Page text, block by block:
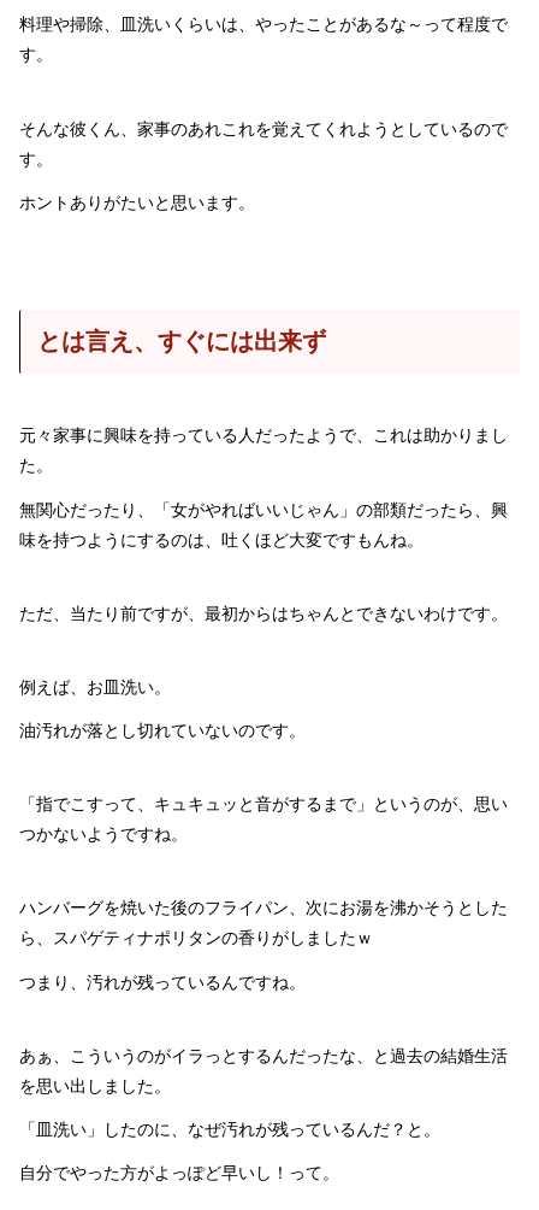
料理や掃除、皿洗いくらいは、やったことがあるな～って程度で
す。
そんな彼くん、家事のあれこれを覚えてくれようとしているので
す。
ホントありがたいと思います。
とは言え、すぐには出来ず
元々家事に興味を持っている人だったようで、これは助かりまし
た。
無関心だったり、「女がやればいいじゃん」の部類だったら、興
味を持つようにするのは、吐くほど大変ですもんね。
ただ、当たり前ですが、最初からはちゃんとできないわけです。
例えば、お皿洗い。
油汚れが落とし切れていないのです。
「指でこすって、キュキュッと音がするまで」というのが、思い
つかないようですね。
ハンバーグを焼いた後のフライパン、次にお湯を沸かそうとした
ら、スパゲティナポリタンの香りがしましたｗ
つまり、汚れが残っているんですね。
あぁ、こういうのがイラっとするんだったな、と過去の結婚生活
を思い出しました。
「皿洗い」したのに、なぜ汚れが残っているんだ？と。
自分でやった方がよっぽど早いし！って。